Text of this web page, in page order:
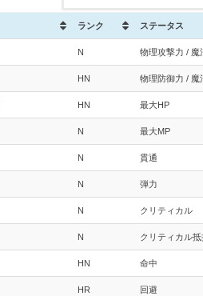
ランク ステータス
N 物理攻撃力 / 魔
HN 物理防御力 / 魔
HN 最大HP
N 最大MP
N 貫通
N 弾力
N クリティカル
N クリティカル抵
HN 命中
HR 回避